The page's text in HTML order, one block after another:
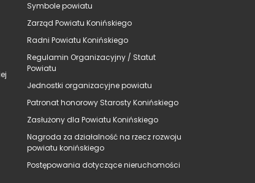
Symbole powiatu
Zarząd Powiatu Konińskiego
Radni Powiatu Konińskiego
Regulamin Organizacyjny / Statut
Powiatu
Jednostki organizacyjne powiatu
Patronat honorowy Starosty Konińskiego
Zasłużony dla Powiatu Konińskiego
Nagroda za działalność na rzecz rozwoju
powiatu konińskiego
Postępowania dotyczące nieruchomości